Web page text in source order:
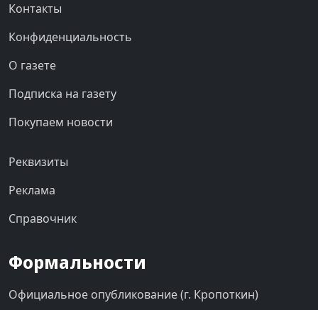
Контакты
Конфиденциальность
О газете
Подписка на газету
Покупаем новости
Реквизиты
Реклама
Справочник
Формальности
Официальное опубликование (г. Кропоткин)